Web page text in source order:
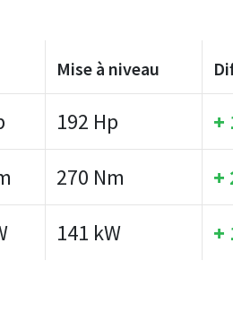
Mise à niveau
192 Hp
+
270 Nm
+
141 kW +